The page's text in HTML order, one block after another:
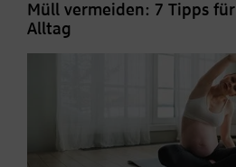
Müll vermeiden: 7 Tipps
Alltag